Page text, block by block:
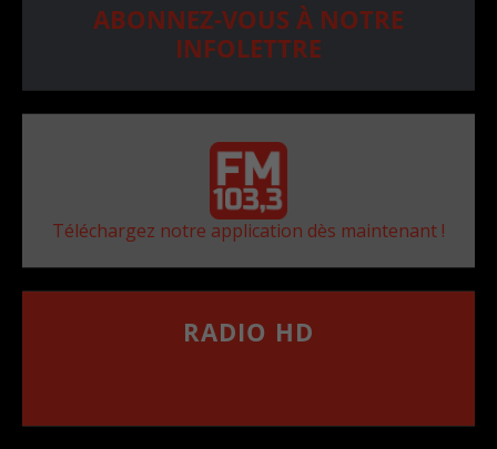
ABONNEZ-VOUS À NOTRE
INFOLETTRE
Téléchargez notre application dès maintenant !
RADIO HD